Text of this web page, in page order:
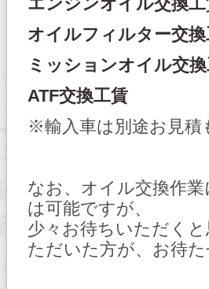
オイルフィルター交
ミッションオイル交
ATF交換工賃
※輸入車は別途お見
なお、オイル交換作
は可能ですが、
少々お待ちいただく
ただいた方が、お待